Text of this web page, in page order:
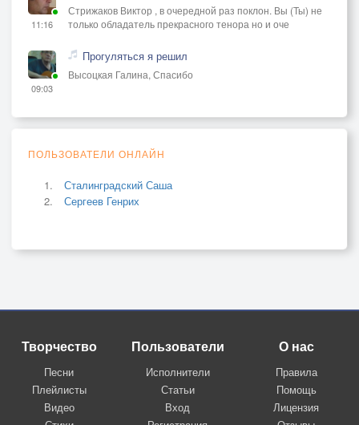
11:16
Стрижаков Виктор , в очередной раз поклон. Вы (Ты) не
только обладатель прекрасного тенора но и оче
09:03
Прогуляться я решил
Высоцкая Галина, Спасибо
ПОЛЬЗОВАТЕЛИ ОНЛАЙН
Сталинградский Саша
Сергеев Генрих
Творчество
Песни
Плейлисты
Видео
Пользователи
Исполнители
Статьи
Вход
О нас
Правила
Помощь
Лицензия